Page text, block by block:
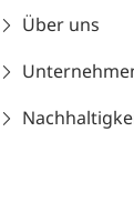
Über uns